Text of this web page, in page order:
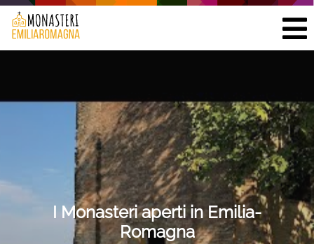
I Monasteri aperti in Emilia-
Romagna